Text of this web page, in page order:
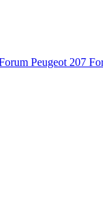
Peugeot 207